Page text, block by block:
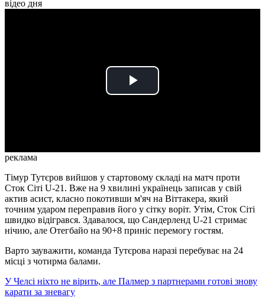
відео дня
Play
реклама
Тімур Тутєров вийшов у стартовому складі на матч проти
Сток Сіті U-21. Вже на 9 хвилині українець записав у свій
актив асист, класно покотивши м'яч на Віттакера, який
точним ударом переправив його у сітку воріт. Утім, Сток Сіті
швидко відігрався. Здавалося, що Сандерленд U-21 стримає
нічию, але Отегбайо на 90+8 приніс перемогу гостям.
Варто зауважити, команда Тутєрова наразі перебуває на 24
місці з чотирма балами.
У Челсі ніхто не вірить, але Палмер з партнерами готові знову
карати за зневагу